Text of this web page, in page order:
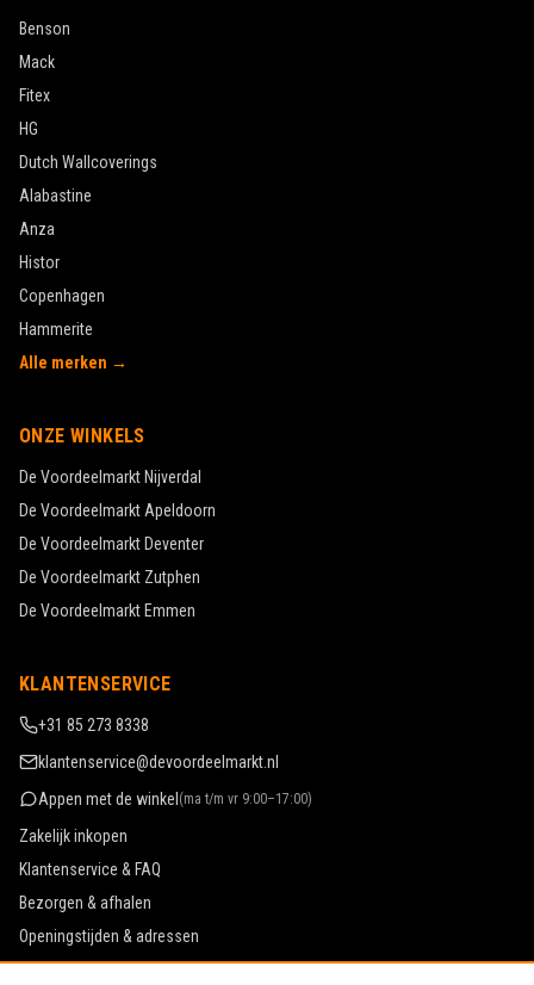
Benson
Mack
Fitex
HG
Dutch Wallcoverings
Alabastine
Anza
Histor
Copenhagen
Hammerite
Alle merken →
ONZE WINKELS
De VoordeelmarktNijverdal
De Voordeelmarkt Apeldoorn
De VoordeelmarktDeventer
De Voordeelmarkt Zutphen
De VoordeelmarktEmmen
KLANTENSERVICE
+31 85 273 8338
klantenservice@devoordeelmarkt.nl
Appen met de winkel(ma t/m vr 9:00–17:00)
Zakelijk inkopen
Klantenservice & FAQ
Bezorgen & afhalen
Openingstijden & adressen
Werken bij De Voordeelmarkt